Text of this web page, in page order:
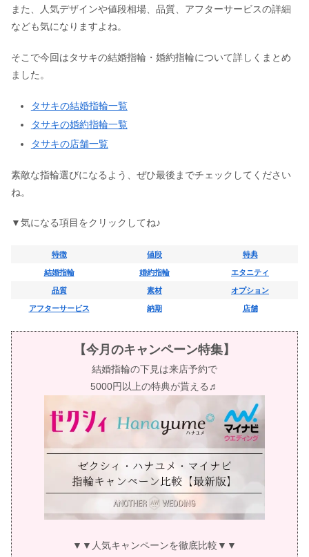
また、人気デザインや値段相場、品質、アフターサービスの詳細
なども気になりますよね。
そこで今回はタサキの結婚指輪・婚約指輪について詳しくまとめ
ました。
タサキの結婚指輪一覧
タサキの婚約指輪一覧
タサキの店舗一覧
素敵な指輪選びになるよう、ぜひ最後までチェックしてください
ね。
▼気になる項目をクリックしてね♪
特徴 値段 特典
結婚指輪 婚約指輪 エタニティ
品質 素材 オプション
アフターサービス 納期 店舗
【今月のキャンペーン特集】
結婚指輪の下見は来店予約で
5000円以上の特典が貰える♬
▼▼人気キャンペーンを徹底比較▼▼